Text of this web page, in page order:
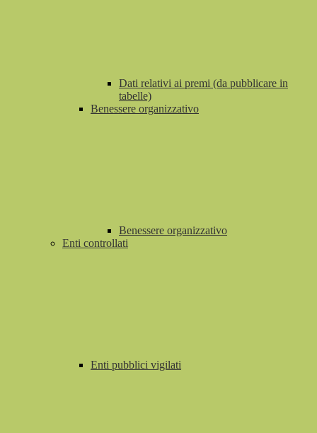
Dati relativi ai premi (da pubblicare in
tabelle)
Benessere organizzativo
Benessere organizzativo
Enti controllati
Enti pubblici vigilati